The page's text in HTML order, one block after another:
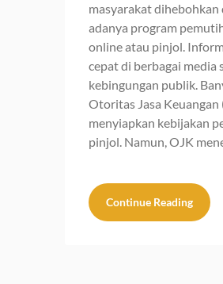
masyarakat dihebohkan
adanya program
online atau pinjol.
cepat di berbagai media
kebingungan publik.
Otoritas Jasa Keuangan
menyiapkan kebijakan
pinjol. Namun, OJK
Continue Reading